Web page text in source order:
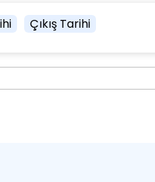
Çıkış Tarihi